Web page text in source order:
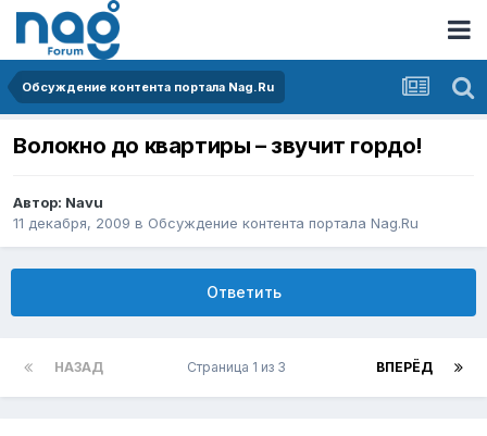
Обсуждение контента портала Nag.Ru
Волокно до квартиры – звучит гордо!
Автор: Navu
11 декабря, 2009 в Обсуждение контента портала Nag.Ru
Ответить
НАЗАД ВПЕРЁД
Страница 1 из 3